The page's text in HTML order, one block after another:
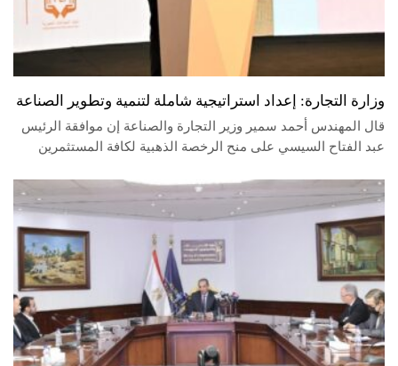
وزارة التجارة: إعداد استراتيجية شاملة لتنمية وتطوير الصناعة
قال المهندس أحمد سمير وزير التجارة والصناعة إن موافقة الرئيس
عبد الفتاح السيسي على منح الرخصة الذهبية لكافة المستثمرين